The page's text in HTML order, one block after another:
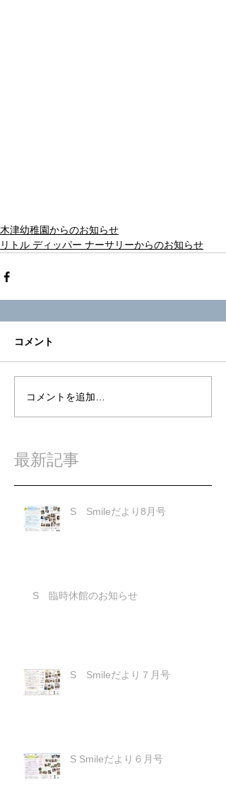
木津幼稚園からのお知らせ
リトル ディッパー ナーサリーからのお知らせ
コメント
コメントを追加…
最新記事
S Smileだより8月号
S 臨時休館のお知らせ
S Smileだより７月号
S Smileだより６月号